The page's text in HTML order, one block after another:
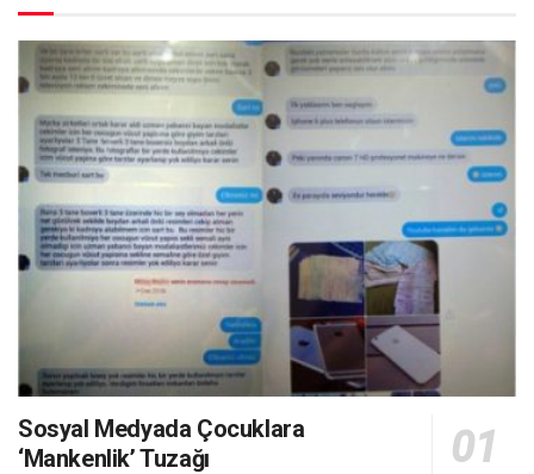
Sosyal Medyada Çocuklara
‘Mankenlik’ Tuzağı